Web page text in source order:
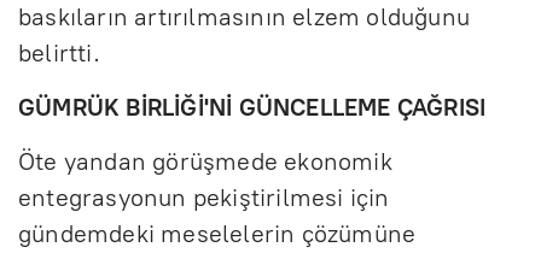
baskıların artırılmasının elzem olduğunu
belirtti.
GÜMRÜK BİRLİĞİ'Nİ GÜNCELLEME ÇAĞRISI
Öte yandan görüşmede ekonomik
entegrasyonun pekiştirilmesi için
gündemdeki meselelerin çözümüne